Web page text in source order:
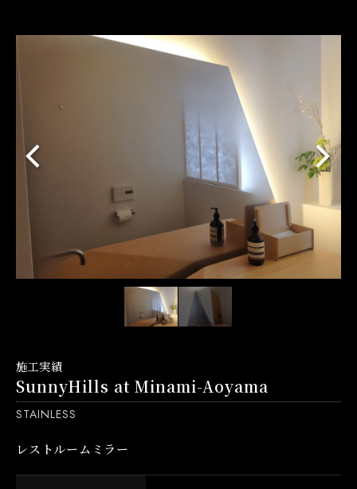
施工実績
SunnyHills at Minami-Aoyama
STAINLESS
レストルームミラー